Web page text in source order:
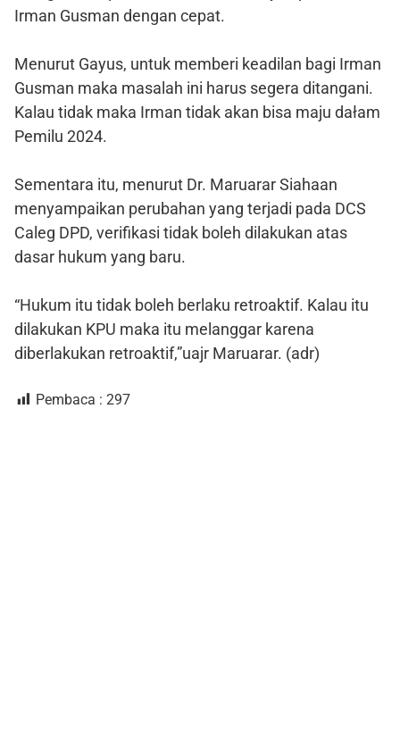
Irman Gusman dengan cepat.
Menurut Gayus, untuk memberi keadilan bagi Irman
Gusman maka masalah ini harus segera ditangani.
Kalau tidak maka Irman tidak akan bisa maju dałam
Pemilu 2024.
Sementara itu, menurut Dr. Maruarar Siahaan
menyampaikan perubahan yang terjadi pada DCS
Caleg DPD, verifikasi tidak boleh dilakukan atas
dasar hukum yang baru.
“Hukum itu tidak boleh berlaku retroaktif. Kalau itu
dilakukan KPU maka itu melanggar karena
diberlakukan retroaktif,”uajr Maruarar. (adr)
Pembaca : 297